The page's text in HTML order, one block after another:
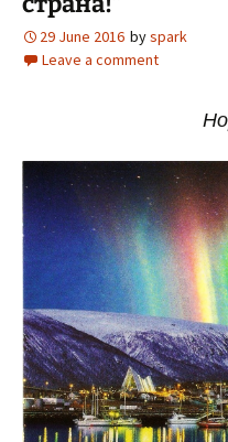
29 June 2016 byspark
Leave a comment